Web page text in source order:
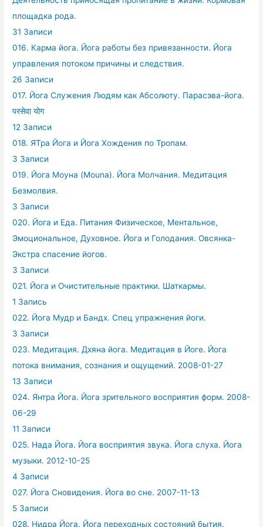
площадка рода.
31 Записи
016. Карма йога. Йога работы без привязанности. Йога
управления потоком причины и следствия.
26 Записи
017. Йога Служения Людям как Абсолюту. Парасэва-йога.
परसेवा योग
12 Записи
018. ЯТра Йога и Йога Хождения по Тропам.
3 Записи
019. Йога Моуна (Mouna). Йога Молчания. Медитация
Безмолвия.
3 Записи
020. Йога и Еда. Питания Физическое, Ментальное,
Эмоциональное, Духовное. Йога и Голодания. Овсянка-
Экстра спасение йогов.
3 Записи
021. Йога и Очистительные практики. Шаткармы.
1 Запись
022. Йога Мудр и Бандх. Спец упражнения йоги.
3 Записи
023. Медитация. Дхяна йога. Медитация в Йоге. Йога
потока внимания, сознания и ощущений. 2008-01-27
13 Записи
024. Янтра Йога. Йога зрительного восприятия форм. 2008-
06-29
11 Записи
025. Нада Йога. Йога восприятия звука. Йога слуха. Йога
музыки. 2012-10-25
4 Записи
027. Йога Сновидения. Йога во сне. 2007-11-13
5 Записи
028. Нидра Йога. Йога переходных состояний бытия.